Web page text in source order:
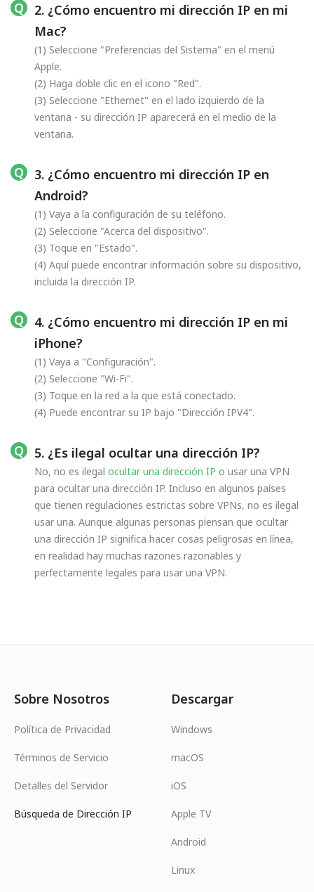
2. ¿Cómo encuentro mi dirección IP en mi
Mac?
(1) Seleccione "Preferencias del Sistema" en el menú
Apple.
(2) Haga doble clic en el icono "Red".
(3) Seleccione "Ethernet" en el lado izquierdo de la
ventana - su dirección IP aparecerá en el medio de la
ventana.
3. ¿Cómo encuentro mi dirección IP en
Android?
(1) Vaya a la configuración de su teléfono.
(2) Seleccione "Acerca del dispositivo".
(3) Toque en "Estado".
(4) Aquí puede encontrar información sobre su dispositivo,
incluida la dirección IP.
4. ¿Cómo encuentro mi dirección IP en mi
iPhone?
(1) Vaya a "Configuración".
(2) Seleccione "Wi-Fi".
(3) Toque en la red a la que está conectado.
(4) Puede encontrar su IP bajo "Dirección IPV4".
5. ¿Es ilegal ocultar una dirección IP?
No, no es ilegal ocultar una dirección IP o usar una VPN
para ocultar una dirección IP. Incluso en algunos países
que tienen regulaciones estrictas sobre VPNs, no es ilegal
usar una. Aunque algunas personas piensan que ocultar
una dirección IP significa hacer cosas peligrosas en línea,
en realidad hay muchas razones razonables y
perfectamente legales para usar una VPN.
Sobre Nosotros
Política de Privacidad
Términos de Servicio
Detalles del Servidor
Búsqueda de Dirección IP
Descargar
Windows
macOS
iOS
Apple TV
Android
Linux